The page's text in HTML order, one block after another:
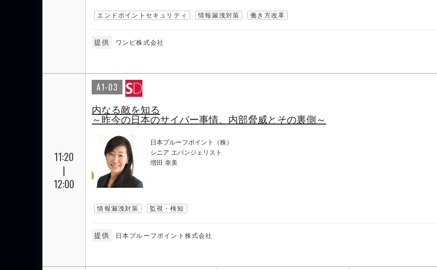
エンドポイントセキュリティ 情報漏洩対策 働き方改革
提供 ワンビ株式会社
11:20
|
12:00
A1-03
内なる敵を知る
～昨今の日本のサイバー事情、内部脅威とその裏側～
日本プルーフポイント（株）
シニア エバンジェリスト
増田 幸美
情報漏洩対策 監視・検知
提供 日本プルーフポイント株式会社